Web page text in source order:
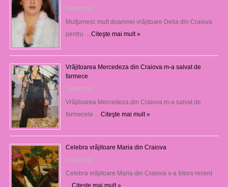
06/08/2026
Mulţumesc mult doamnei vrăjitoare Delia din Craiova
pentru … Citeşte mai mult »
Vrăjitoarea Mercedeza din Craiova m-a salvat de
farmece
06/08/2026
Vrăjitoarea Mercedeza din Craiova m-a salvat de
farmecele … Citeşte mai mult »
Celebra vrăjitoare Maria din Craiova
06/08/2026
Celebra vrăjitoare Maria din Craiova s-a întors recent
Citeşte mai mult »